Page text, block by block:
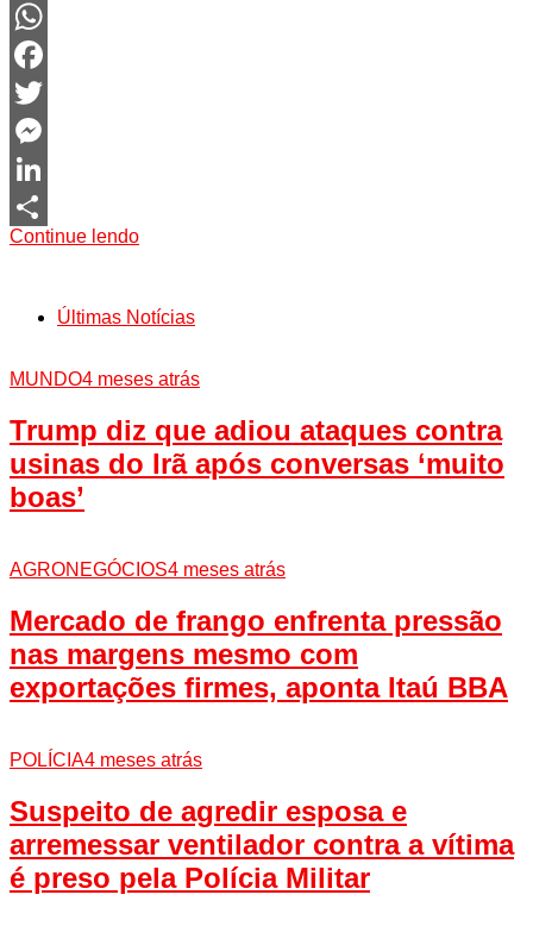
WhatsApp
Facebook
Twitter
Messenger
LinkedIn
Share
Continue lendo
Últimas Notícias
MUNDO4 meses atrás
Trump diz que adiou ataques contra
usinas do Irã após conversas ‘muito
boas’
AGRONEGÓCIOS4 meses atrás
Mercado de frango enfrenta pressão
nas margens mesmo com
exportações firmes, aponta Itaú BBA
POLÍCIA4 meses atrás
Suspeito de agredir esposa e
arremessar ventilador contra a vítima
é preso pela Polícia Militar